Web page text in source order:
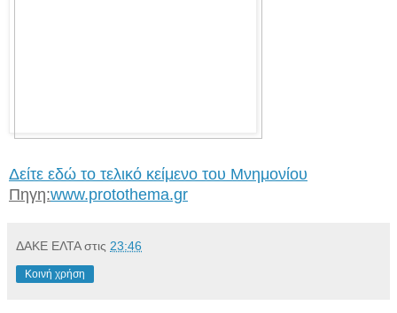
Δείτε εδώ το τελικό κείμενο του Μνημονίου
Πηγη:www.protothema.gr
ΔΑΚΕ ΕΛΤΑ στις 23:46
Κοινή χρήση